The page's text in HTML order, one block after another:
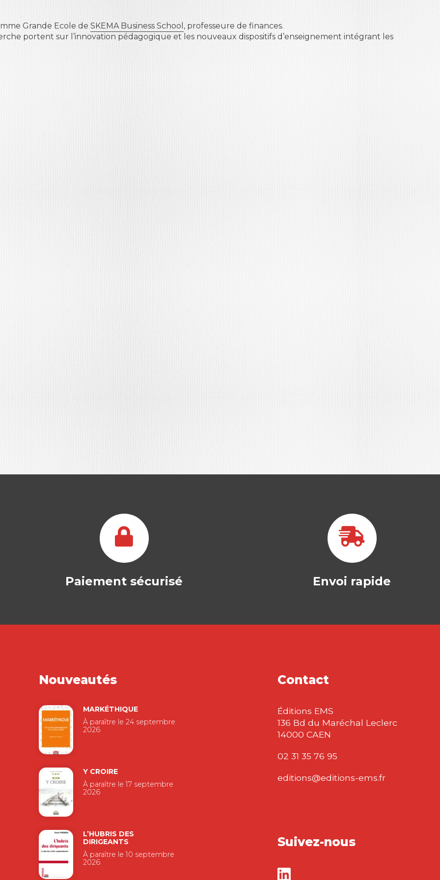
Grande Ecole de SKEMA Business School , professeure de finances.
portent sur l’innovation pédagogique et les nouveaux dispositifs d’enseignement intégrant les
Paiement sécurisé Envoi rapide
Nouveautés
MARKÉTHIQUE
À paraître le 24 septembre
2026
Y CROIRE
À paraître le 17 septembre
2026
L’HUBRIS DES
DIRIGEANTS
À paraître le 10 septembre
2026
Contact
Éditions EMS
136 Bd du Maréchal Leclerc
14000 CAEN
02 31 35 76 95
editions@editions-ems.fr
Suivez-nous